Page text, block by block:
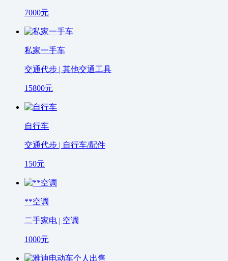
7000元
私家一手车
交通代步 | 其他交通工具
15800元
自行车
交通代步 | 自行车/配件
150元
**空调
二手家电 | 空调
1000元